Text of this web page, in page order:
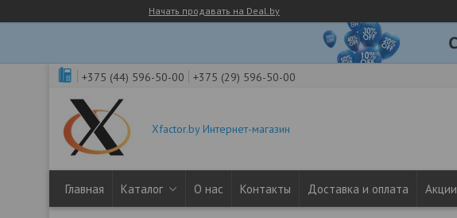
Начать продавать на Deal.by
+375 (44) 596-50-00 +375 (29) 596-50-00
Xfactor.by Интернет-магазин
Главная Каталог О нас Контакты Доставка и оплата Акции